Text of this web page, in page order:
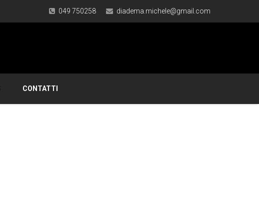
049 750258 diadema.michele@gmail.com
CONTATTI